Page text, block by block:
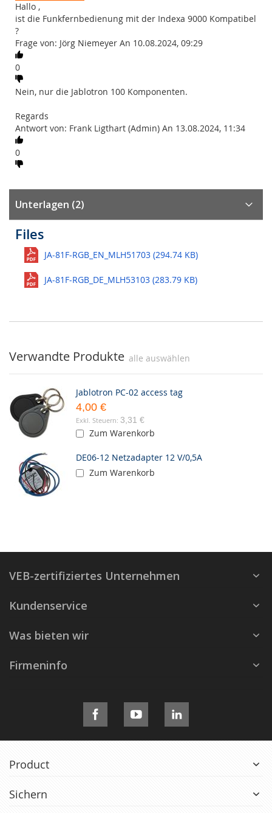
Hallo ,
ist die Funkfernbedienung mit der Indexa 9000 Kompatibel
?
Frage von: Jörg Niemeyer An 10.08.2024, 09:29
0
Nein, nur die Jablotron 100 Komponenten.
Regards
Antwort von: Frank Ligthart (Admin) An 13.08.2024, 11:34
0
Unterlagen (2)
Files
JA-81F-RGB_EN_MLH51703 (294.74 KB)
JA-81F-RGB_DE_MLH53103 (283.79 KB)
Verwandte Produkte alle auswählen
Jablotron PC-02 access tag
4,00 €
3,31 €
Zum Warenkorb
DE06-12 Netzadapter 12 V/0,5A
Zum Warenkorb
VEB-zertifiziertes Unternehmen
Kundenservice
Was bieten wir
Firmeninfo
Product
Sichern